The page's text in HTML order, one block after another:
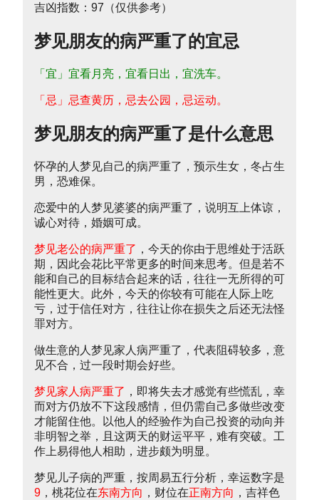
吉凶指数：97（仅供参考）
梦见朋友的病严重了的宜忌
「宜」宜看月亮，宜看日出，宜洗车。
「忌」忌查黄历，忌去公园，忌运动。
梦见朋友的病严重了是什么意思
怀孕的人梦见自己的病严重了，预示生女，冬占生
男，恐难保。
恋爱中的人梦见婆婆的病严重了，说明互上体谅，
诚心对待，婚姻可成。
梦见老公的病严重了 ，今天的你由于思维处于活跃
期，因此会花比平常更多的时间来思考。但是若不
能和自己的目标结合起来的话，往往一无所得的可
能性更大。此外，今天的你较有可能在人际上吃
亏，过于信任对方，往往让你在损失之后还无法怪
罪对方。
做生意的人梦见家人病严重了，代表阻碍较多，意
见不合，过一段时期会好些。
梦见家人病严重了 ，即将失去才感觉有些慌乱，幸
而对方仍放不下这段感情，但仍需自己多做些改变
才能留住他。以他人的经验作为自己投资的动向并
非明智之举，且这两天的财运平平，难有突破。工
作上易得他人相助，进步颇为明显。
梦见儿子病的严重，按周易五行分析，幸运数字是
9 ，桃花位在东南方向 ，财位在正南方向 ，吉祥色